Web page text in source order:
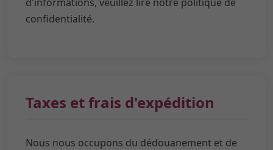
confidentialité.
Taxes et frais d'expédition
Nous nous occupons du dédouanement et de